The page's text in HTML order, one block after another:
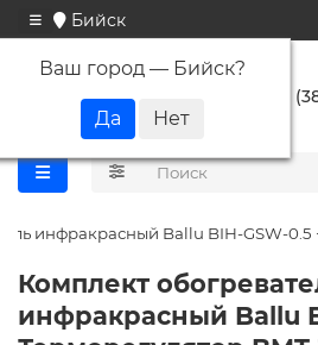
Бийск
Ваш город — Бийск?
+7
инфракрасный Ballu BIH-GSW-0.5
Комплект
инфракрасный Ballu